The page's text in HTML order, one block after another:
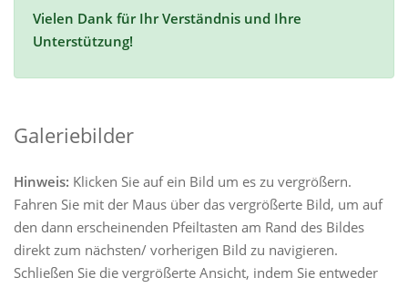
Vielen Dank für Ihr Verständnis und Ihre
Unterstützung!
Galeriebilder
Hinweis: Klicken Sie auf ein Bild um es zu vergrößern.
Fahren Sie mit der Maus über das vergrößerte Bild, um auf
den dann erscheinenden Pfeiltasten am Rand des Bildes
direkt zum nächsten/ vorherigen Bild zu navigieren.
Schließen Sie die vergrößerte Ansicht, indem Sie entweder